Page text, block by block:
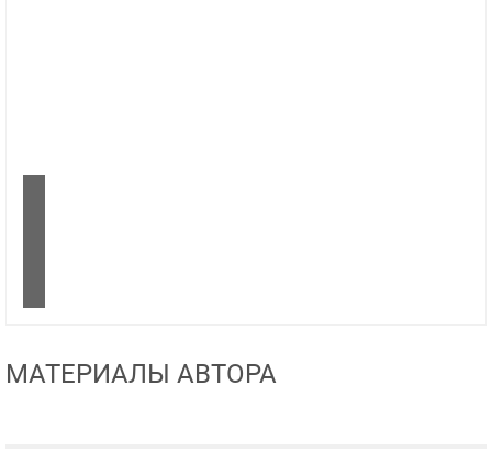
МАТЕРИАЛЫ АВТОРА